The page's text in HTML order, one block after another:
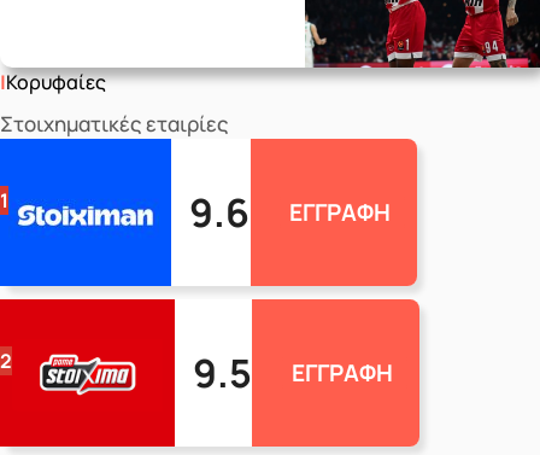
Κορυφαίες
Στοιχηματικές εταιρίες
1 9.6 ΕΓΓΡΑΦΗ
2 9.5 ΕΓΓΡΑΦΗ